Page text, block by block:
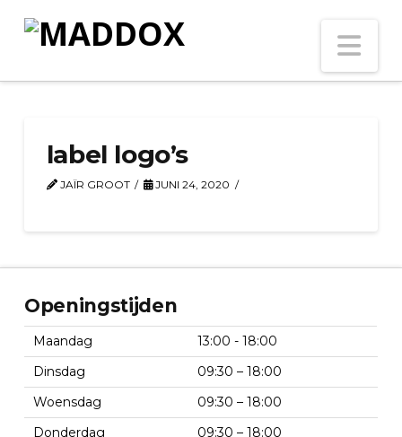
label logo’s
JAÏR GROOT JUNI 24, 2020
Openingstijden
Maandag
13:00 - 18:00
Dinsdag
09:30 – 18:00
Woensdag
09:30 – 18:00
Donderdag
09:30 – 18:00